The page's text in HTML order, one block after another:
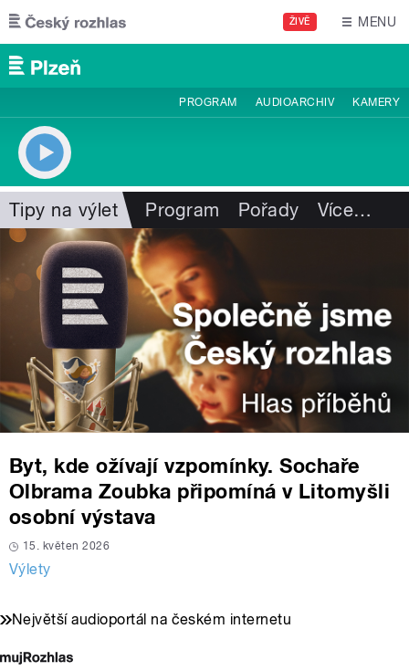
Přejít k hlavnímu obsahu
ŽIVĚ MENU
PROGRAM AUDIOARCHIV KAMERY
Tipy na výlet Program Pořady Více…
Byt, kde ožívají vzpomínky. Sochaře
Olbrama Zoubka připomíná v Litomyšli
osobní výstava
15. květen 2026
Výlety
Největší audioportál na českém internetu